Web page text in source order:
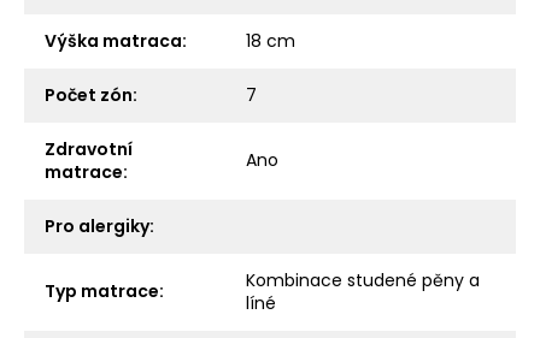
Výška matraca: 18 cm
Počet zón: 7
Zdravotní
matrace: Ano
Pro alergiky:
Typ matrace:
Kombinace studené pěny a
líné